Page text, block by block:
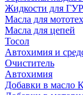
Жидкости для ГУР
Масла для
Масла для цепей
Тосол
Автохимия и
Очиститель
Автохимия
Добавки в масло